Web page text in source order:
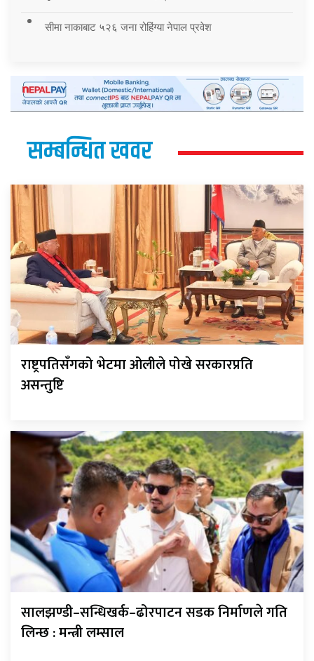
सीमा नाकाबाट ५२६ जना रोहिंग्या नेपाल प्रवेश
सम्बन्धित खवर
राष्ट्रपतिसँगको भेटमा ओलीले पोखे सरकारप्रति
असन्तुष्टि
सालझण्डी–सन्धिखर्क–ढोरपाटन सडक निर्माणले गति
लिन्छ : मन्त्री लम्साल